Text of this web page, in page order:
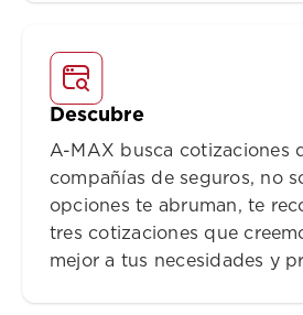
Descubre
A-MAX busca cotizaciones
compañías de seguros, no
opciones te abruman, te
tres cotizaciones que
mejor a tus necesidades y